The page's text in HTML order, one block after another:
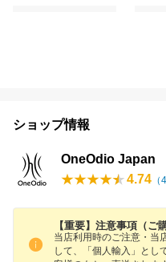
ショップ情報
OneOdio Japan
4.74 （
当店利用時のご注意・当
して、「個人輸入」とし